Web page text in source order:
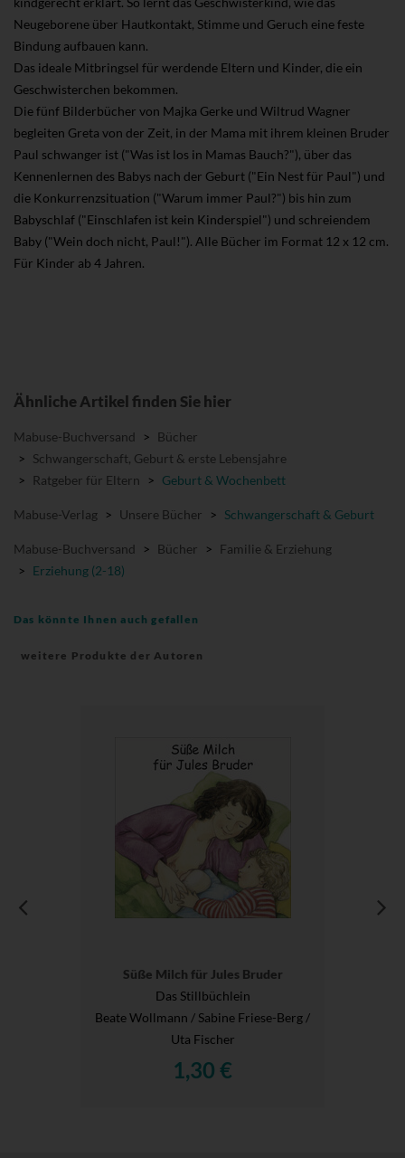
Neugeborene über Hautkontakt, Stimme und Geruch eine feste
Bindung aufbauen kann.
Das ideale Mitbringsel für werdende Eltern und Kinder, die ein
Geschwisterchen bekommen.
Die fünf Bilderbücher von Majka Gerke und Wiltrud Wagner
begleiten Greta von der Zeit, in der Mama mit ihrem kleinen Bruder
Paul schwanger ist ("Was ist los in Mamas Bauch?"), über das
Kennenlernen des Babys nach der Geburt ("Ein Nest für Paul") und
die Konkurrenzsituation ("Warum immer Paul?") bis hin zum
Babyschlaf ("Einschlafen ist kein Kinderspiel") und schreiendem
Baby ("Wein doch nicht, Paul!"). Alle Bücher im Format 12 x 12 cm.
Für Kinder ab 4 Jahren.
Ähnliche Artikel finden Sie hier
Mabuse-Buchversand > Bücher
> Schwangerschaft, Geburt & erste Lebensjahre
>
Ratgeber für Eltern > Geburt & Wochenbett
Mabuse-Verlag > Unsere Bücher > Schwangerschaft & Geburt
Mabuse-Buchversand > Bücher > Familie & Erziehung
> Erziehung (2-18)
Das könnte Ihnen auch gefallen
weitere Produkte der Autoren
Süße Milch für Jules Bruder
Das Stillbüchlein
Beate Wollmann / Sabine Friese-Berg /
Uta Fischer
1,30 €